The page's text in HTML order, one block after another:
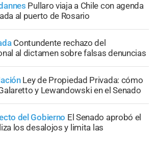
Pullaro viaja a Chile con agenda
al puerto de Rosario
Contundente rechazo del
al dictamen sobre falsas denuncias
Ley de Propiedad Privada: cómo
y Lewandowski en el Senado
del Gobierno El Senado aprobó el
los desalojos y limita las